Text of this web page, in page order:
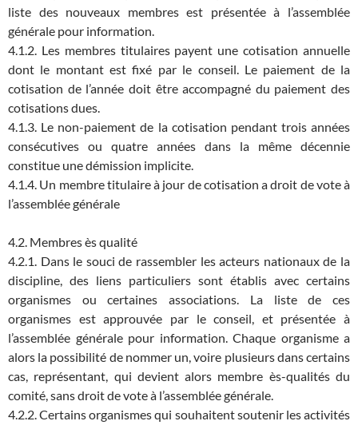
liste des nouveaux membres est présentée à l’assemblée
générale pour information.
4.1.2. Les membres titulaires payent une cotisation annuelle
dont le montant est fixé par le conseil. Le paiement de la
cotisation de l’année doit être accompagné du paiement des
cotisations dues.
4.1.3. Le non-paiement de la cotisation pendant trois années
consécutives ou quatre années dans la même décennie
constitue une démission implicite.
4.1.4. Un membre titulaire à jour de cotisation a droit de vote à
l’assemblée générale
4.2. Membres ès qualité
4.2.1. Dans le souci de rassembler les acteurs nationaux de la
discipline, des liens particuliers sont établis avec certains
organismes ou certaines associations. La liste de ces
organismes est approuvée par le conseil, et présentée à
l’assemblée générale pour information. Chaque organisme a
alors la possibilité de nommer un, voire plusieurs dans certains
cas, représentant, qui devient alors membre ès-qualités du
comité, sans droit de vote à l’assemblée générale.
4.2.2. Certains organismes qui souhaitent soutenir les activités